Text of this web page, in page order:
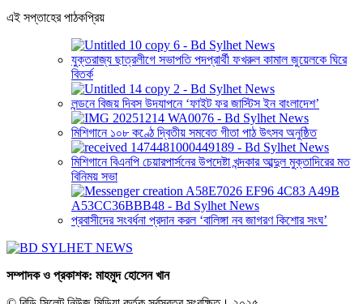
এই সপ্তাহের পাঠকপ্রিয়
যুক্তরাজ্য ছাত্রলীগে সভাপতি পদপ্রার্থী ফখরুল কামাল জুয়েলকে ঘিরে
বিতর্ক
লন্ডনে বিজয় দিবস উদযাপনে ‘ফাইট ফর জাস্টিস ইন বাংলাদেশ’
মিশিগানে ১০৮ কণ্ঠে দ্বিতীয় সমবেত গীতা পাঠ উৎসব অনুষ্ঠিত
মিশিগানে বিএনপি চেয়ারপার্সনের উপদেষ্টা খন্দকার আব্দুল মুক্তাদিরের মত
বিনিময় সভা
প্রবাসীদের সংবর্ধনা প্রদান করল ‘বালিঙ্গা নব জাগরণ কিশোর সংঘ’
সম্পাদক ও প্রকাশক: মাহমুদ হোসেন খান